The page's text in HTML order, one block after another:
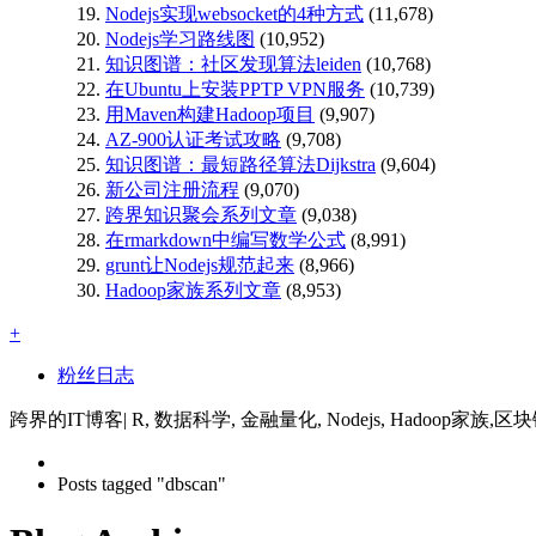
Nodejs实现websocket的4种方式 (11,678)
Nodejs学习路线图 (10,952)
知识图谱：社区发现算法leiden (10,768)
在Ubuntu上安装PPTP VPN服务 (10,739)
用Maven构建Hadoop项目 (9,907)
AZ-900认证考试攻略 (9,708)
知识图谱：最短路径算法Dijkstra (9,604)
新公司注册流程 (9,070)
跨界知识聚会系列文章 (9,038)
在rmarkdown中编写数学公式 (8,991)
grunt让Nodejs规范起来 (8,966)
Hadoop家族系列文章 (8,953)
+
粉丝日志
跨界的IT博客| R, 数据科学, 金融量化, Nodejs, Hadoop家族,区
Posts tagged "dbscan"